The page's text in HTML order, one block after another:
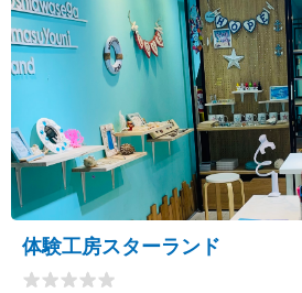
体験工房スターランド